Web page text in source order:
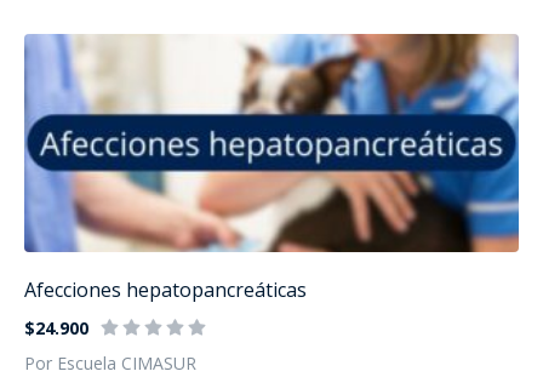
Afecciones hepatopancreáticas
$24.900
Por Escuela CIMASUR